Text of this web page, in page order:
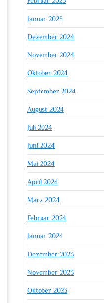
Januar 2025
Dezember 2024
November 2024
Oktober 2024
September 2024
August 2024
Juli 2024
Juni 2024
Mai 2024
April 2024
März 2024
Februar 2024
Januar 2024
Dezember 2023
November 2023
Oktober 2023